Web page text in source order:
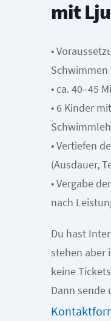
mit
•
Schwimmen
• ca. 40–45
• 6 Kinder
• Vertiefen
(Ausdauer,
• Vergabe
nach
Du hast
stehen aber
keine
Dann sende